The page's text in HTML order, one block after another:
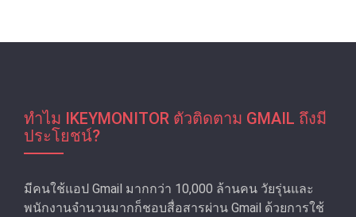
ทำไม IKEYMONITOR ตัวติดตาม GMAIL ถึงมี
ประโยชน์?
มีคนใช้แอป Gmail มากกว่า 10,000 ล้านคน วัยรุ่นและ
พนักงานจำนวนมากก็ชอบสื่อสารผ่าน Gmail ด้วยการใช้